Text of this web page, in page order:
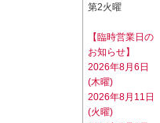
第2火曜
【臨時営業日の
お知らせ】
2026年8月6日
(木曜)
2026年8月11日
(火曜)